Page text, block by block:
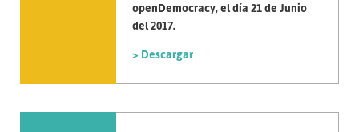
openDemocracy, el día 21 de Junio
del 2017.
> Descargar